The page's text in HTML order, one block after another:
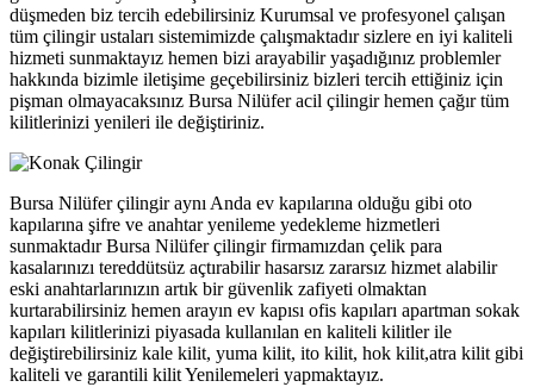
düşmeden biz tercih edebilirsiniz Kurumsal ve profesyonel çalışan
tüm çilingir ustaları sistemimizde çalışmaktadır sizlere en iyi kaliteli
hizmeti sunmaktayız hemen bizi arayabilir yaşadığınız problemler
hakkında bizimle iletişime geçebilirsiniz bizleri tercih ettiğiniz için
pişman olmayacaksınız Bursa Nilüfer acil çilingir hemen çağır tüm
kilitlerinizi yenileri ile değiştiriniz.
Bursa Nilüfer çilingir aynı Anda ev kapılarına olduğu gibi oto
kapılarına şifre ve anahtar yenileme yedekleme hizmetleri
sunmaktadır Bursa Nilüfer çilingir firmamızdan çelik para
kasalarınızı tereddütsüz açtırabilir hasarsız zararsız hizmet alabilir
eski anahtarlarınızın artık bir güvenlik zafiyeti olmaktan
kurtarabilirsiniz hemen arayın ev kapısı ofis kapıları apartman sokak
kapıları kilitlerinizi piyasada kullanılan en kaliteli kilitler ile
değiştirebilirsiniz kale kilit, yuma kilit, ito kilit, hok kilit,atra kilit gibi
kaliteli ve garantili kilit Yenilemeleri yapmaktayız.